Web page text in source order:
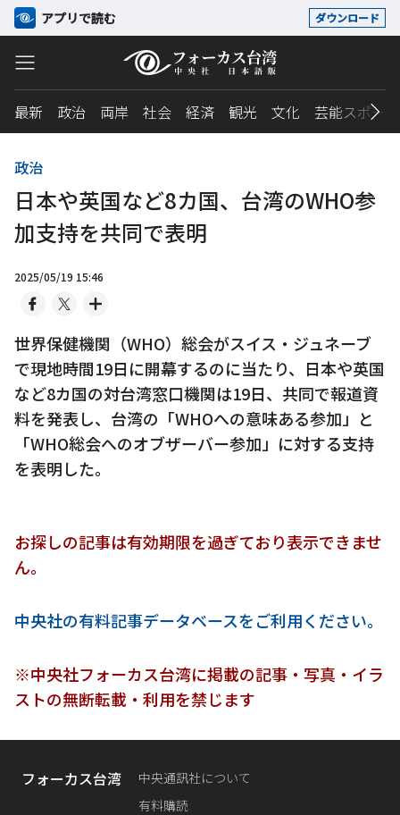
アプリで読む ダウンロード
最新 政治 両岸 社会 経済 観光 文化 芸能スポーツ
政治
日本や英国など8カ国、台湾のWHO参
加支持を共同で表明
2025/05/19 15:46
世界保健機関（WHO）総会がスイス・ジュネーブ
で現地時間19日に開幕するのに当たり、日本や英国
など8カ国の対台湾窓口機関は19日、共同で報道資
料を発表し、台湾の「WHOへの意味ある参加」と
「WHO総会へのオブザーバー参加」に対する支持
を表明した。
お探しの記事は有効期限を過ぎており表示できませ
ん。
中央社の有料記事データベースをご利用ください。
※中央社フォーカス台湾に掲載の記事・写真・イラ
ストの無断転載・利用を禁じます
フォーカス台湾
中央通訊社について
有料購読